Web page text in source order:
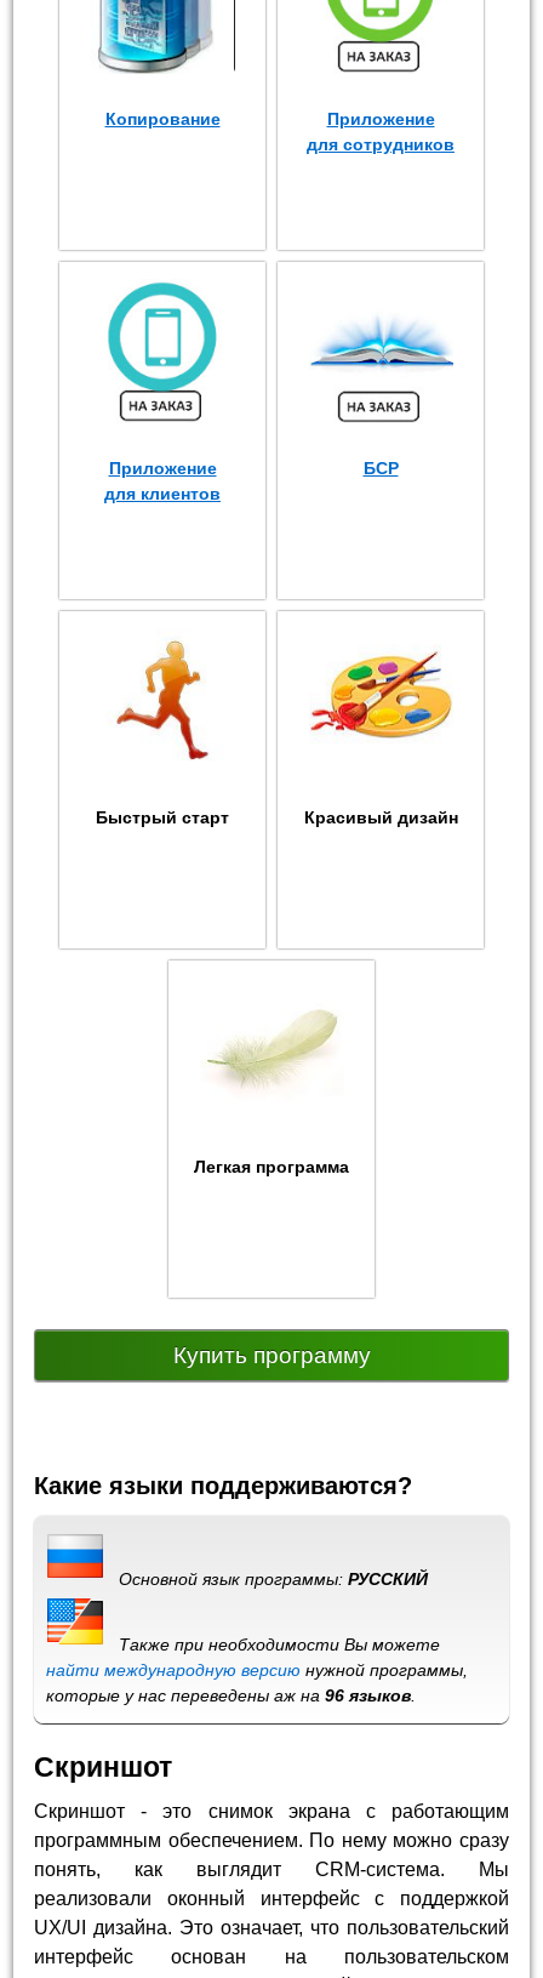
Копирование
Приложение
для сотрудников
Приложение
для клиентов
БСР
Быстрый старт Красивый дизайн
Легкая программа
Купить программу
Какие языки поддерживаются?
Основной язык программы:РУССКИЙ
Также при необходимости Вы можете
найти международную версию нужной программы,
которые у нас переведены аж на96 языков
Скриншот
Скриншот - это снимок экрана с работающим
программным обеспечением. По нему можно сразу
понять, как выглядит CRM-система. Мы
реализовали оконный интерфейс с поддержкой
UX/UI дизайна. Это означает, что пользовательский
интерфейс основан на пользовательском